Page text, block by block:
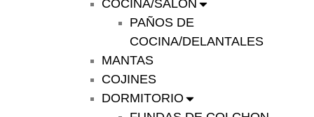
COCINA/SALÓN
PAÑOS DE
COCINA/DELANTALES
MANTAS
COJINES
DORMITORIO